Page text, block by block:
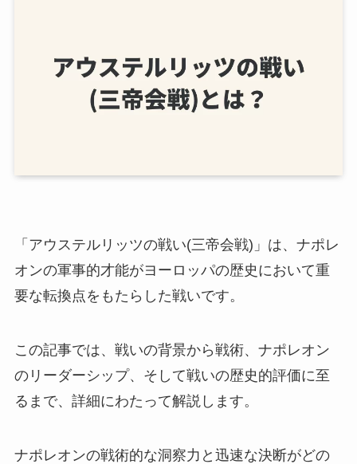
「アウステルリッツの戦い(三帝会戦)」は、ナポレ
オンの軍事的才能がヨーロッパの歴史において重
要な転換点をもたらした戦いです。
この記事では、戦いの背景から戦術、ナポレオン
のリーダーシップ、そして戦いの歴史的評価に至
るまで、詳細にわたって解説します。
ナポレオンの戦術的な洞察力と迅速な決断がどの